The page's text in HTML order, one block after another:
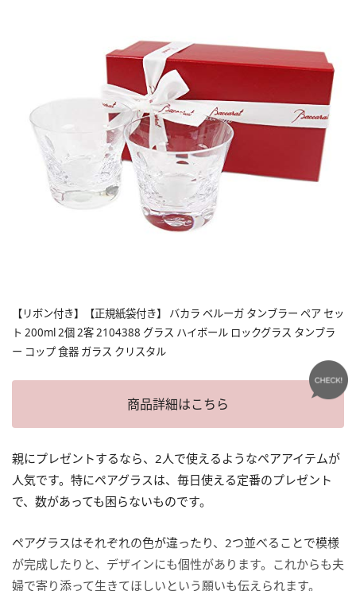
【リボン付き】【正規紙袋付き】 バカラ ベルーガ タンブラー ペア セッ
ト 200ml 2個 2客 2104388 グラス ハイボール ロックグラス タンブラ
ー コップ 食器 ガラス クリスタル
商品詳細はこちら
親にプレゼントするなら、2人で使えるようなペアアイテムが
人気です。特にペアグラスは、毎日使える定番のプレゼント
で、数があっても困らないものです。
ペアグラスはそれぞれの色が違ったり、2つ並べることで模様
が完成したりと、デザインにも個性があります。これからも夫
婦で寄り添って生きてほしいという願いも伝えられます。